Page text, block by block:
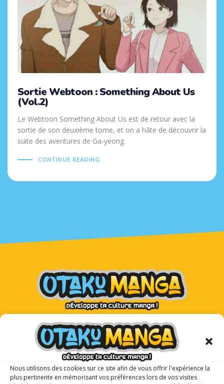
Nous utilisons des cookies sur ce site afin de vous offrir l'expérience la
plus pertinente en mémorisant vos préférences lors de vos visites
Sortie Webtoon : Something About Us
(Vol.2)
Le Webtoon Something About Us est de retour avec la
sortie de son deuxième tome, et on a hâte de découvrir la
suite des aventures de Ga-yeong.
CONTINUE READING
Otaku Manga : le premier
magazine manga pour les ados !